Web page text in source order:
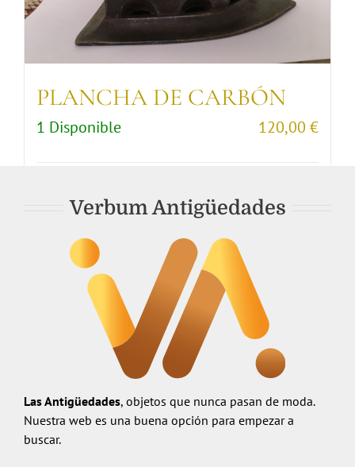
PLANCHA DE CARBÓN
1 Disponible 120,00 €
Verbum Antigüedades
Las Antigüedades, objetos que nunca pasan de moda.
Nuestra web es una buena opción para empezar a
buscar.